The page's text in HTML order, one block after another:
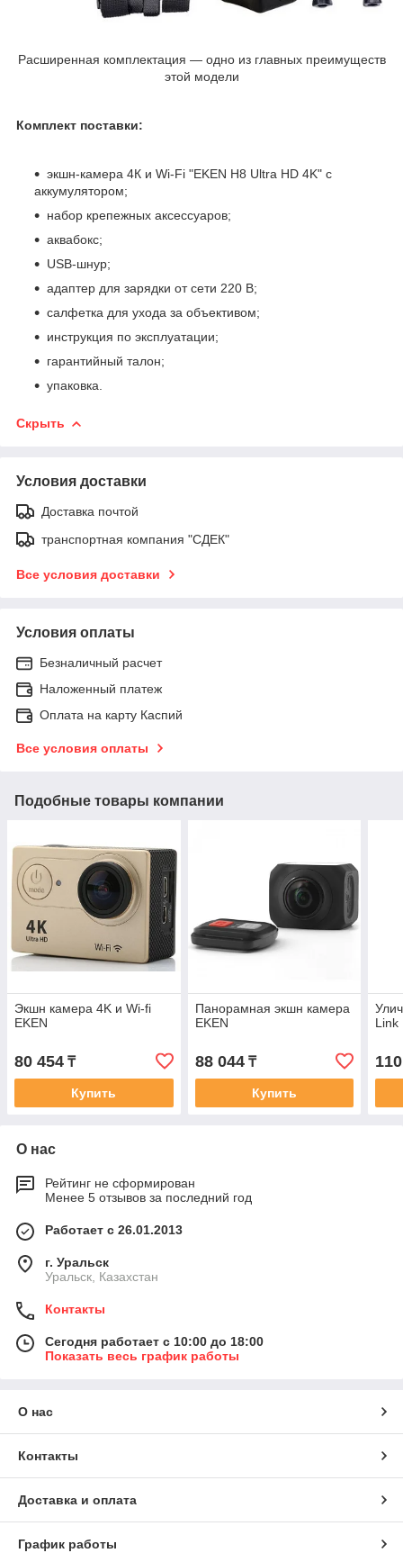
Расширенная комплектация — одно из главных преимуществ
этой модели
Комплект поставки:
экшн-камера 4К и Wi-Fi "EKEN H8 Ultra HD 4K" с
аккумулятором;
набор крепежных аксессуаров;
аквабокс;
USB-шнур;
адаптер для зарядки от сети 220 В;
салфетка для ухода за объективом;
инструкция по эксплуатации;
гарантийный талон;
упаковка.
Скрыть
Условия доставки
Доставка почтой
транспортная компания "СДЕК"
Все условия доставки
Условия оплаты
Безналичный расчет
Наложенный платеж
Оплата на карту Каспий
Все условия оплаты
Подобные товары компании
Экшн камера 4K и Wi-fi
EKEN
80 454 ₸
Купить
Панорамная экшн камера
EKEN
88 044₸
Купить
Link
О нас
Рейтинг не сформирован
Менее 5 отзывов за последний год
Работает с 26.01.2013
г. Уральск
Уральск, Казахстан
Контакты
Сегодня работает с 10:00 до 18:00
Показать весь график работы
О нас
Контакты
Доставка и оплата
График работы